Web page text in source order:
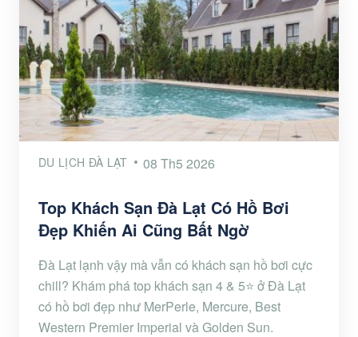
DU LỊCH ĐÀ LẠT 08 Th5 2026
Top Khách Sạn Đà Lạt Có Hồ Bơi
Đẹp Khiến Ai Cũng Bất Ngờ
Đà Lạt lạnh vậy mà vẫn có khách sạn hồ bơi cực
chill? Khám phá top khách sạn 4 & 5⭐ ở Đà Lạt
có hồ bơi đẹp như MerPerle, Mercure, Best
Western Premier Imperial và Golden Sun.